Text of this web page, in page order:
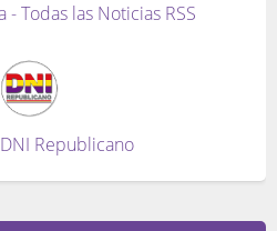
Todas las Noticias RSS
Republicano